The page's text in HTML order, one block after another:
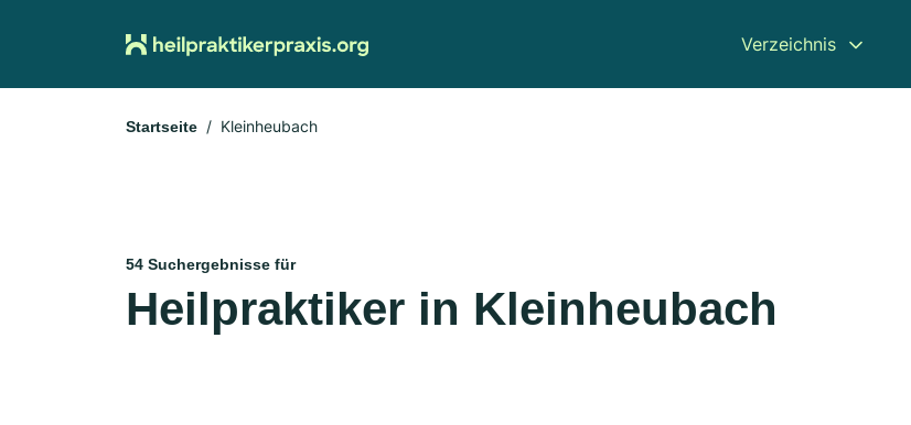
Verzeichnis
Startseite Kleinheubach
54 Suchergebnisse für
Heilpraktiker in Kleinheubach